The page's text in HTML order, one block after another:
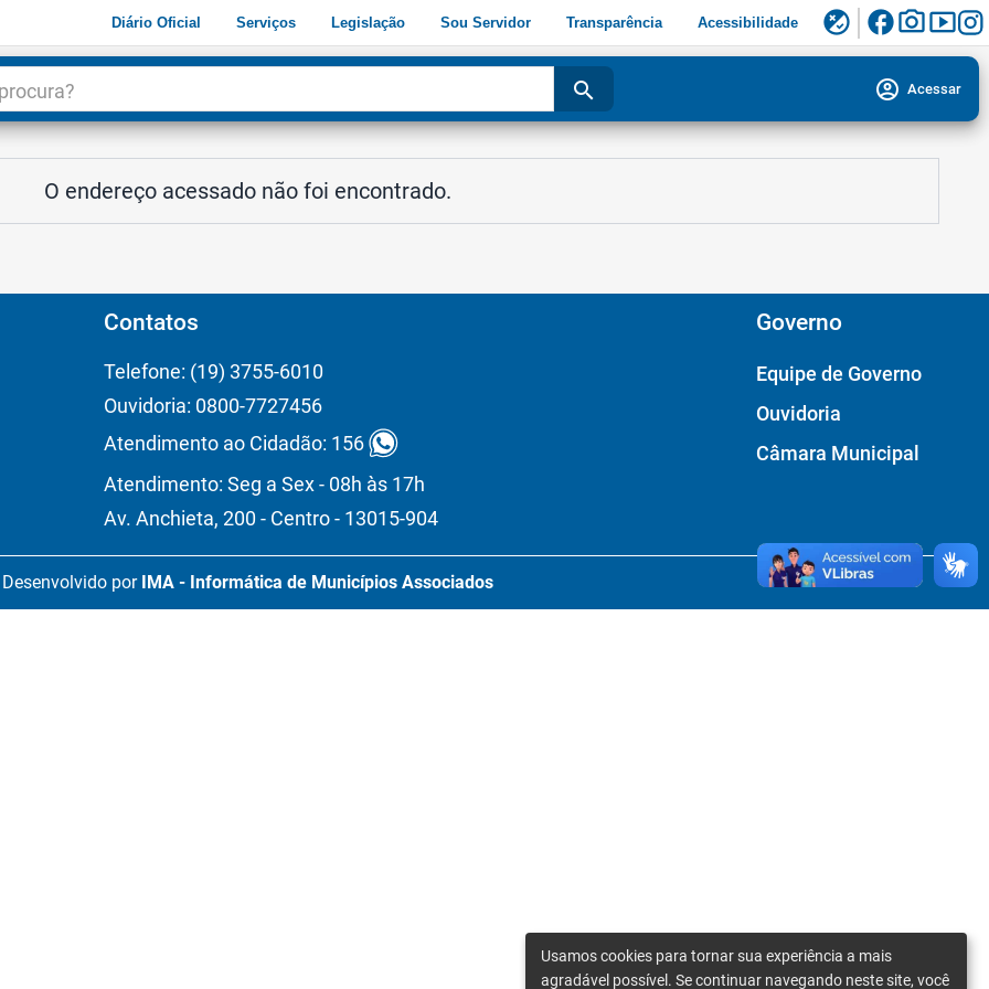
Diário Oficial Serviços Legislação Sou Servidor Transparência Acessibilidade flaky facebookphoto_camerasmart_display
search account_circle Acessar
O endereço acessado não foi encontrado.
Contatos
Telefone: (19) 3755-6010
Ouvidoria: 0800-7727456
Atendimento ao Cidadão: 156
Atendimento: Seg a Sex - 08h às 17h
Av. Anchieta, 200 - Centro - 13015-904
Governo
Equipe de Governo
Ouvidoria
Câmara Municipal
Desenvolvido por IMA - Informática de Municípios Associados
Usamos cookies para tornar sua experiência a mais
agradável possível. Se continuar navegando neste site, você